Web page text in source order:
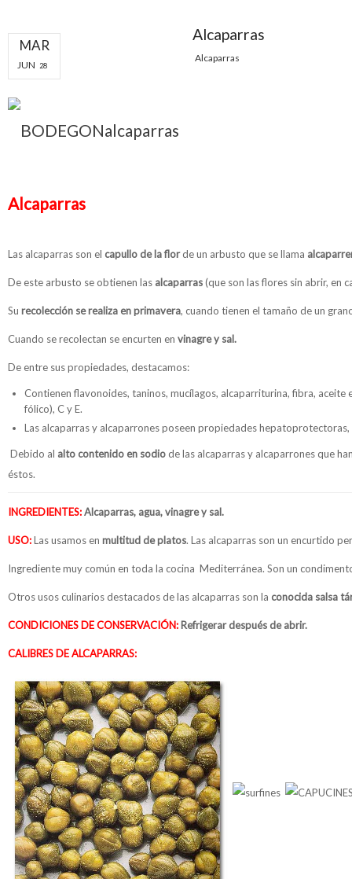
MAR
JUN 28
Alcaparras
Alcaparras
Alcaparras
Las alcaparras son el capullo de la florde un arbusto que se llama
De este arbusto se obtienen las alcaparras(que son las flores sin abrir, en
Su recolección se realiza en primavera, cuando tienen el tamaño de un
Cuando se recolectan se encurten en vinagre y sal.
De entre sus propiedades, destacamos:
Contienen flavonoides, taninos, mucílagos, alcaparriturina, fibra,
fólico), C y E.
Las alcaparras y alcaparrones poseen propiedades
Debido al alto contenido en sodiode las alcaparras y alcaparrones que
éstos.
INGREDIENTES:Alcaparras, agua, vinagre y sal.
USO:Las usamos en multitud de platos. Las alcaparras son un encurtido
Ingrediente muy común en toda la cocina Mediterránea. Son un
Otros usos culinarios destacados de las alcaparras son la conocida salsa
CONDICIONES DE CONSERVACIÓN: Refrigerar después de abrir.
CALIBRES DE ALCAPARRAS: